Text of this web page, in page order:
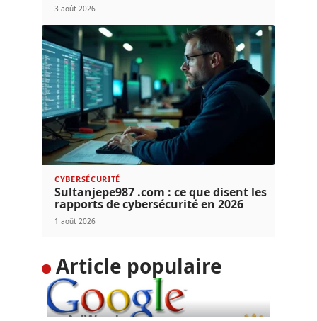
3 août 2026
CYBERSÉCURITÉ
Sultanjepe987 .com : ce que disent les
rapports de cybersécurité en 2026
1 août 2026
Article populaire